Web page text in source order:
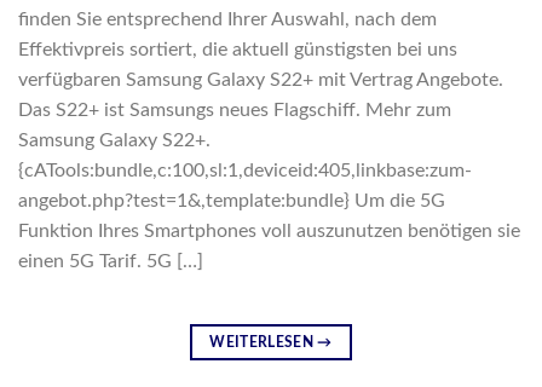
finden Sie entsprechend Ihrer Auswahl, nach dem
Effektivpreis sortiert, die aktuell günstigsten bei uns
verfügbaren Samsung Galaxy S22+ mit Vertrag Angebote.
Das S22+ ist Samsungs neues Flagschiff. Mehr zum
Samsung Galaxy S22+.
{cATools:bundle,c:100,sl:1,deviceid:405,linkbase:zum-
angebot.php?test=1&,template:bundle} Um die 5G
Funktion Ihres Smartphones voll auszunutzen benötigen sie
einen 5G Tarif. 5G […]
WEITERLESEN→